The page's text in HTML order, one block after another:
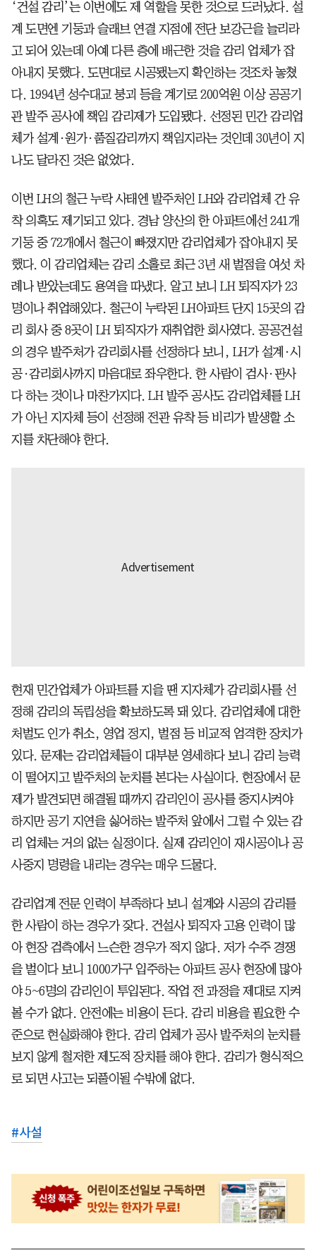
‘건설 감리’는 이번에도 제 역할을 못한 것으로 드러났다. 설
계 도면엔 기둥과 슬래브 연결 지점에 전단 보강근을 늘리라
고 되어 있는데 아예 다른 층에 배근한 것을 감리 업체가 잡
아내지 못했다. 도면대로 시공됐는지 확인하는 것조차 놓쳤
다. 1994년 성수대교 붕괴 등을 계기로 200억원 이상 공공기
관 발주 공사에 책임 감리제가 도입됐다. 선정된 민간 감리업
체가 설계·원가·품질감리까지 책임지라는 것인데 30년이 지
나도 달라진 것은 없었다.
이번 LH의 철근 누락 사태엔 발주처인 LH와 감리업체 간 유
착 의혹도 제기되고 있다. 경남 양산의 한 아파트에선 241개
기둥 중 72개에서 철근이 빠졌지만 감리업체가 잡아내지 못
했다. 이 감리업체는 감리 소홀로 최근 3년 새 벌점을 여섯 차
례나 받았는데도 용역을 따냈다. 알고 보니 LH 퇴직자가 23
명이나 취업해있다. 철근이 누락된 LH아파트 단지 15곳의 감
리 회사 중 8곳이 LH 퇴직자가 재취업한 회사였다. 공공건설
의 경우 발주처가 감리회사를 선정하다 보니, LH가 설계·시
공·감리회사까지 마음대로 좌우한다. 한 사람이 검사·판사
다 하는 것이나 마찬가지다. LH 발주 공사도 감리업체를 LH
가 아닌 지자체 등이 선정해 전관 유착 등 비리가 발생할 소
지를 차단해야 한다.
현재 민간업체가 아파트를 지을 땐 지자체가 감리회사를 선
정해 감리의 독립성을 확보하도록 돼 있다. 감리업체에 대한
처벌도 인가 취소, 영업 정지, 벌점 등 비교적 엄격한 장치가
있다. 문제는 감리업체들이 대부분 영세하다 보니 감리 능력
이 떨어지고 발주처의 눈치를 본다는 사실이다. 현장에서 문
제가 발견되면 해결될 때까지 감리인이 공사를 중지시켜야
하지만 공기 지연을 싫어하는 발주처 앞에서 그럴 수 있는 감
리 업체는 거의 없는 실정이다. 실제 감리인이 재시공이나 공
사중지 명령을 내리는 경우는 매우 드물다.
감리업계 전문 인력이 부족하다 보니 설계와 시공의 감리를
한 사람이 하는 경우가 잦다. 건설사 퇴직자 고용 인력이 많
아 현장 검측에서 느슨한 경우가 적지 않다. 저가 수주 경쟁
을 벌이다 보니 1000가구 입주하는 아파트 공사 현장에 많아
야 5~6명의 감리인이 투입된다. 작업 전 과정을 제대로 지켜
볼 수가 없다. 안전에는 비용이 든다. 감리 비용을 필요한 수
준으로 현실화해야 한다. 감리 업체가 공사 발주처의 눈치를
보지 않게 철저한 제도적 장치를 해야 한다. 감리가 형식적으
로 되면 사고는 되풀이될 수밖에 없다.
#사설